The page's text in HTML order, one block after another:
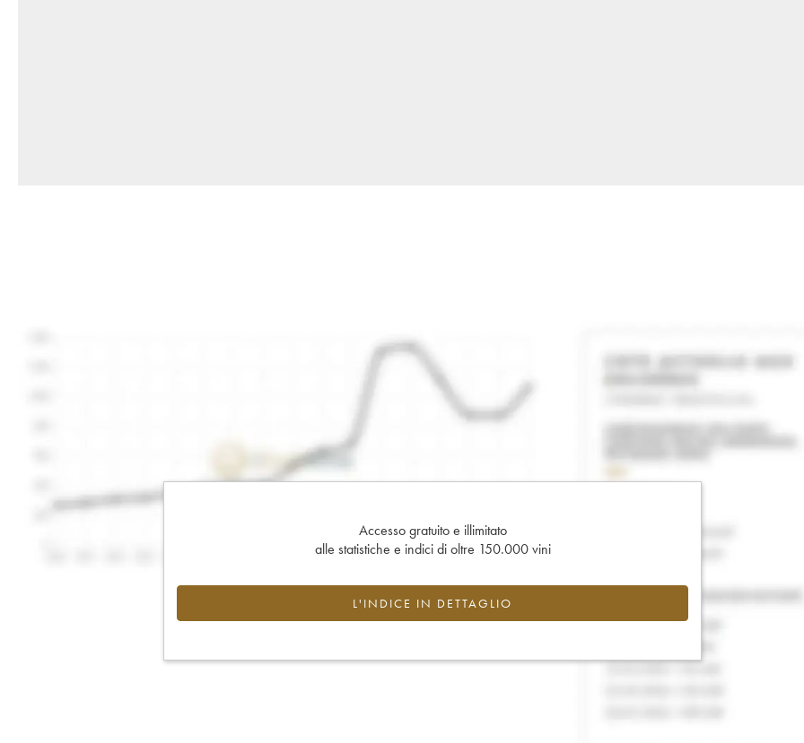
Accesso gratuito e illimitato
alle statistiche e indici di oltre 150.000 vini
L'INDICE IN DETTAGLIO